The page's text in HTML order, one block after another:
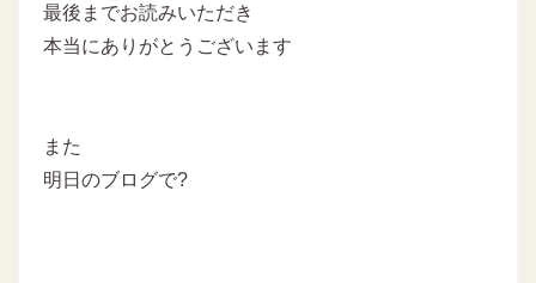
最後までお読みいただき
本当にありがとうございます
また
明日のブログで?